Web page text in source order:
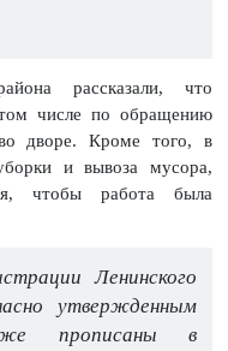
рассказали, что
числе по обращению
дворе. Кроме того, в
и вывоза мусора,
чтобы работа была
Ленинского
утвержденным
прописаны в